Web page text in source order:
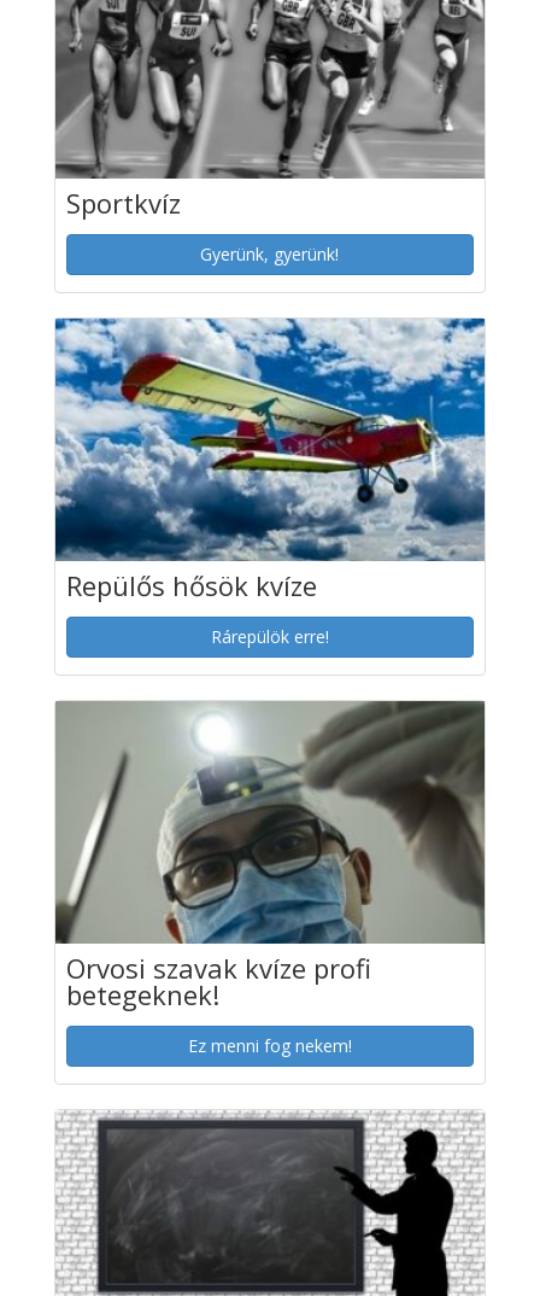
Sportkvíz
Gyerünk, gyerünk!
Repülős hősök kvíze
Rárepülök erre!
Orvosi szavak kvíze profi
betegeknek!
Ez menni fog nekem!